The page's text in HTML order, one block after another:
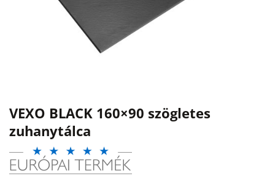
VEXO BLACK 160×90 szögletes
zuhanytálca